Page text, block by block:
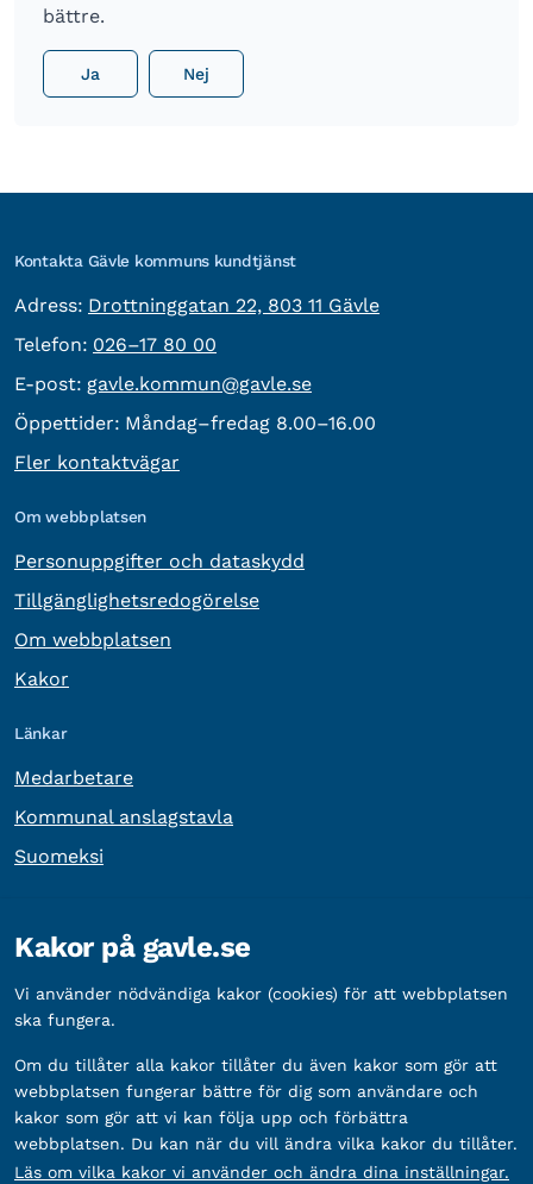
bättre.
Ja Nej
Kontakta Gävle kommuns kundtjänst
Adress: besöksadress:
Drottninggatan 22, 803 11 Gävle
Telefon: Telefon:
026–17 80 00
E-post: E-post:
gavle.kommun@gavle.se
Öppettider: Måndag–fredag 8.00–16.00
Fler kontaktvägar
Om webbplatsen
Personuppgifter och dataskydd
Tillgänglighetsredogörelse
Om webbplatsen
Kakor
Länkar
Medarbetare
Kommunal anslagstavla
Suomeksi
Organisationsnummer: 212000-2338
Bankgironummer: 5888-2333
Kakor på gavle.se
Vi använder nödvändiga kakor (cookies) för att webbplatsen
ska fungera.
Om du tillåter alla kakor tillåter du även kakor som gör att
webbplatsen fungerar bättre för dig som användare och
kakor som gör att vi kan följa upp och förbättra
webbplatsen. Du kan när du vill ändra vilka kakor du tillåter.
Läs om vilka kakor vi använder och ändra dina inställningar.